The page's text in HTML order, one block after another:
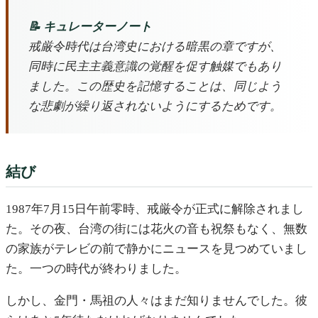
📝 キュレーターノート
戒厳令時代は台湾史における暗黒の章ですが、
同時に民主主義意識の覚醒を促す触媒でもあり
ました。この歴史を記憶することは、同じよう
な悲劇が繰り返されないようにするためです。
結び
1987年7月15日午前零時、戒厳令が正式に解除されまし
た。その夜、台湾の街には花火の音も祝祭もなく、無数
の家族がテレビの前で静かにニュースを見つめていまし
た。一つの時代が終わりました。
しかし、金門・馬祖の人々はまだ知りませんでした。彼